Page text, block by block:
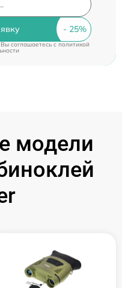
соглашаетесь cполитикой
модели